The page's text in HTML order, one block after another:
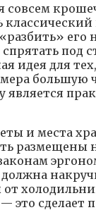
совсем
его
под
идея для
большую
является
и места
размещены
это сделает